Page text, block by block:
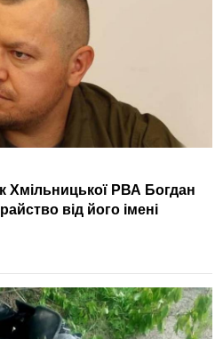
Хмільницької РВА Богдан
від його імені